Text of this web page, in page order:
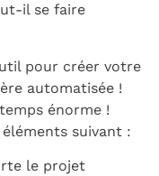
il se faire
pour créer votre
automatisée !
énorme !
suivant :
le projet